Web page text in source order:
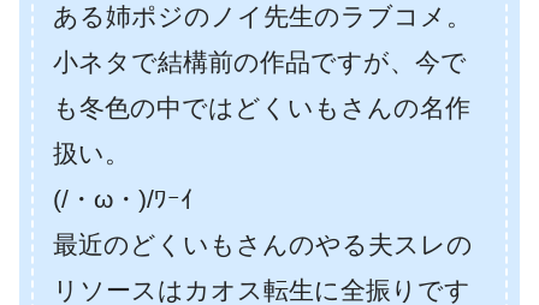
ある姉ポジのノイ先生のラブコメ。
小ネタで結構前の作品ですが、今で
も冬色の中ではどくいもさんの名作
扱い。
(/・ω・)/ﾜｰｲ
最近のどくいもさんのやる夫スレの
リソースはカオス転生に全振りです